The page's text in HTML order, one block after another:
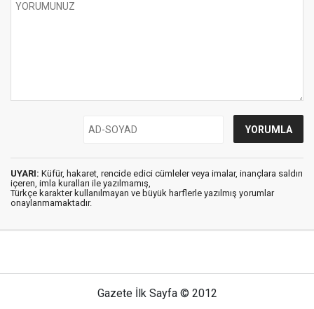
UYARI: Küfür, hakaret, rencide edici cümleler veya imalar, inançlara saldırı
içeren, imla kuralları ile yazılmamış,
Türkçe karakter kullanılmayan ve büyük harflerle yazılmış yorumlar
onaylanmamaktadır.
Gazete İlk Sayfa © 2012